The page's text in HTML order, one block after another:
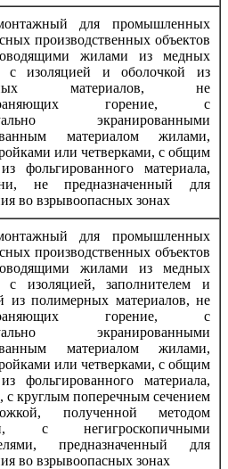
для промышленных
производственных объектов
жилами из медных
с изоляцией и оболочкой из
материалов, не
горение, с
экранированными
материалом жилами,
или четверками, с общим
фольгированного материала,
не предназначенный для
во взрывоопасных зонах
для промышленных
производственных объектов
жилами из медных
с изоляцией, заполнителем и
из полимерных материалов, не
горение, с
экранированными
материалом жилами,
или четверками, с общим
фольгированного материала,
с круглым поперечным сечением
полученной методом
с негигроскопичными
предназначенный для
во взрывоопасных зонах